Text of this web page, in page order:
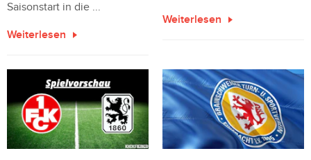
Saisonstart in die ...
Weiterlesen
Weiterlesen